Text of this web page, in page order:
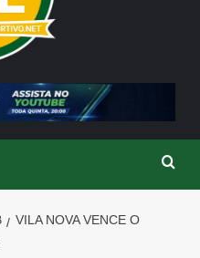
VILA NOVA VENCE O